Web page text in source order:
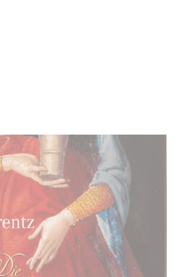
neues Gaumont Projekt DIE